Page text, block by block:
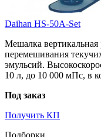
Daihan HS-50A-Set
Мешалка вертикальная
перемешивания
эмульсий.
10 л, до 10 000 мПс, в
Под заказ
Получить КП
Подборки